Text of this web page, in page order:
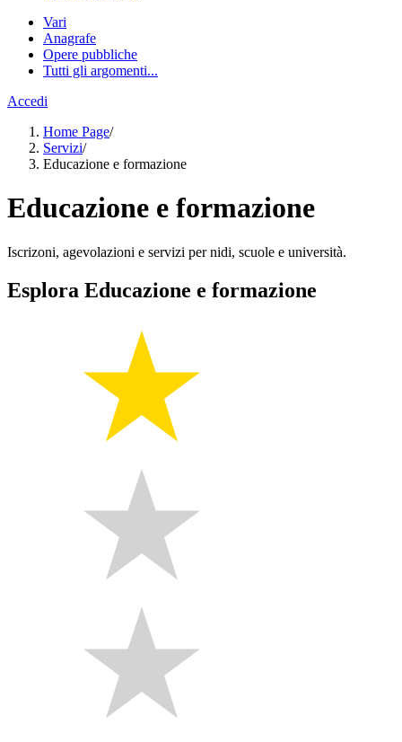
Vari
Anagrafe
Opere pubbliche
Tutti gli argomenti...
Accedi
Home Page/
Servizi/
Educazione e formazione
Educazione e formazione
Iscrizoni, agevolazioni e servizi per nidi, scuole e università.
Esplora Educazione e formazione